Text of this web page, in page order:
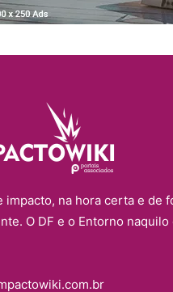
impacto, na hora certa e de
O DF e o Entorno